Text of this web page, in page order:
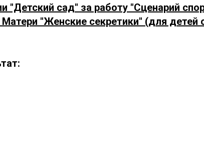
"Детский сад" за работу "Сценарий
"Женские секретики" (для детей